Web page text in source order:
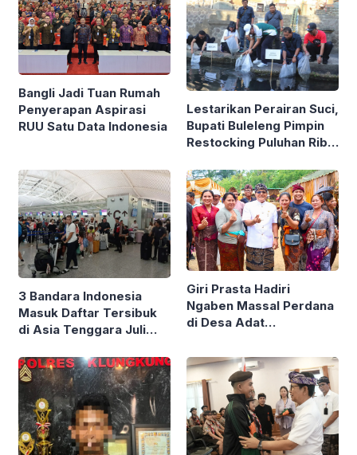
Bangli Jadi Tuan Rumah
Penyerapan Aspirasi
RUU Satu Data Indonesia
Lestarikan Perairan Suci,
Bupati Buleleng Pimpin
Restocking Puluhan Ribu
Sudamala
3 Bandara Indonesia
Masuk Daftar Tersibuk
di Asia Tenggara Juli
Peringkat Kesembilan
Giri Prasta Hadiri
Ngaben Massal Perdana
di Desa Adat
Serahkan Punia Puluhan
Juta